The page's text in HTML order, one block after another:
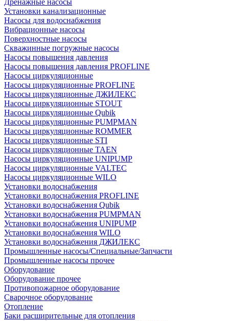
Дренажные насосы
Установки канализационные
Насосы для водоснабжения
Вибрационные насосы
Поверхностные насосы
Скважинные погружные насосы
Насосы повышения давления
Насосы повышения давления PROFLINE
Насосы циркуляционные
Насосы циркуляционные PROFLINE
Насосы циркуляционные ДЖИЛЕКС
Насосы циркуляционные STOUT
Насосы циркуляционные Qubik
Насосы циркуляционные PUMPMAN
Насосы циркуляционные ROMMER
Насосы циркуляционные STI
Насосы циркуляционные TAEN
Насосы циркуляционные UNIPUMP
Насосы циркуляционные VALTEC
Насосы циркуляционные WILO
Установки водоснабжения
Установки водоснабжения PROFLINE
Установки водоснабжения Qubik
Установки водоснабжения PUMPMAN
Установки водоснабжения UNIPUMP
Установки водоснабжения WILO
Установки водоснабжения ДЖИЛЕКС
Промышленные насосы/Специальные/Запчасти
Промышленные насосы прочее
Оборудование
Оборудование прочее
Противопожарное оборудование
Сварочное оборудование
Отопление
Баки расширительные для отопления